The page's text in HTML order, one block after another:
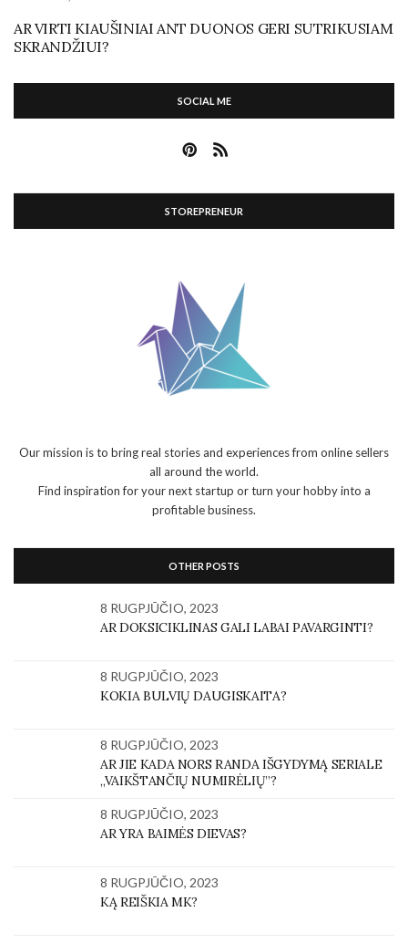
AR VIRTI KIAUŠINIAI ANT DUONOS GERI SUTRIKUSIAM
SKRANDŽIUI?
SOCIAL ME
STOREPRENEUR
Our mission is to bring real stories and experiences from online sellers
all around the world.
Find inspiration for your next startup or turn your hobby into a
profitable business.
OTHER POSTS
8 RUGPJŪČIO, 2023
AR DOKSICIKLINAS GALI LABAI PAVARGINTI?
8 RUGPJŪČIO, 2023
KOKIA BULVIŲ DAUGISKAITA?
8 RUGPJŪČIO, 2023
AR JIE KADA NORS RANDA IŠGYDYMĄ SERIALE
„VAIKŠTANČIŲ NUMIRĖLIŲ”?
8 RUGPJŪČIO, 2023
AR YRA BAIMĖS DIEVAS?
8 RUGPJŪČIO, 2023
KĄ REIŠKIA MK?